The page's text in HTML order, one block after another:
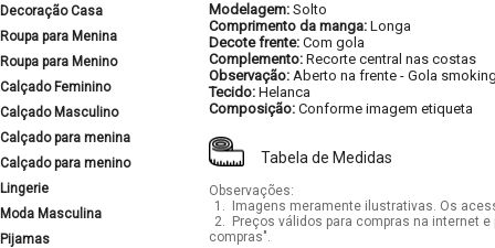
Decoração Casa
Roupa para Menina
Roupa para Menino
Calçado Feminino
Calçado Masculino
Calçado para menina
Calçado para menino
Lingerie
Moda Masculina
Pijamas
Modelagem: Solto
Comprimento da manga: Longa
Decote frente: Com gola
Complemento: Recorte central nas costas
Observação: Aberto na frente - Gola
Tecido: Helanca
Composição: Conforme imagem etiqueta
Tabela de Medidas
Observações:
1.
Imagens meramente ilustrativas. Os
2.
Preços válidos para compras na internet
compras".